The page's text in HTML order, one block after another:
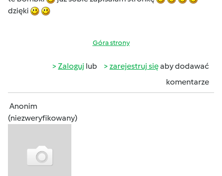
dzięki
Góra strony
Zaloguj lub zarejestruj sięaby dodawać
komentarze
Anonim
(niezweryfikowany)